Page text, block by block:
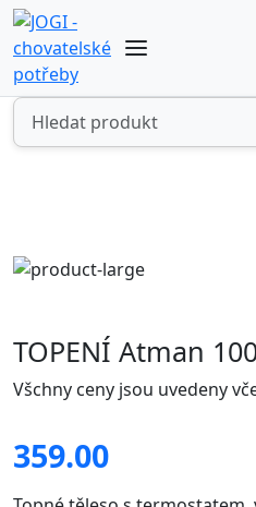
TOPENÍ Atman
Všchny ceny jsou uvedeny
359.00